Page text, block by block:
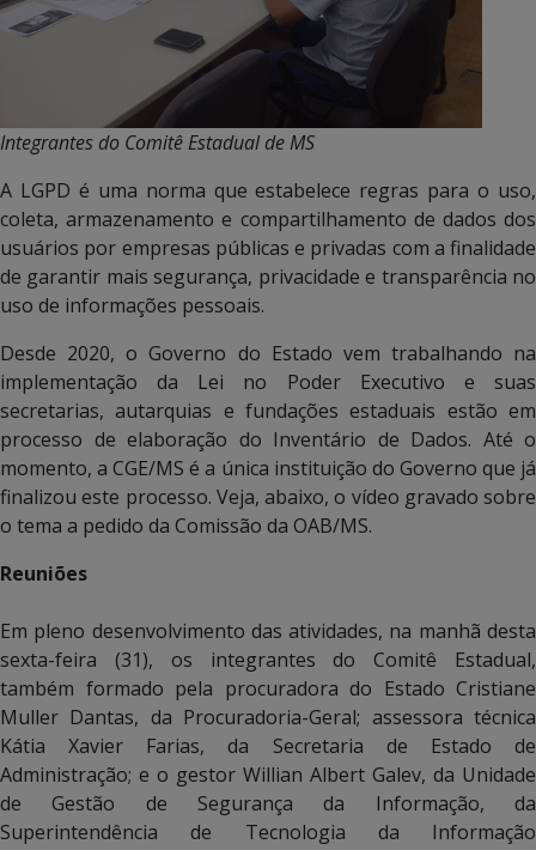
Integrantes do Comitê Estadual de MS
A LGPD é uma norma que estabelece regras para o uso,
coleta, armazenamento e compartilhamento de dados dos
usuários por empresas públicas e privadas com a finalidade
de garantir mais segurança, privacidade e transparência no
uso de informações pessoais.
Desde 2020, o Governo do Estado vem trabalhando na
implementação da Lei no Poder Executivo e suas
secretarias, autarquias e fundações estaduais estão em
processo de elaboração do Inventário de Dados. Até o
momento, a CGE/MS é a única instituição do Governo que já
finalizou este processo. Veja, abaixo, o vídeo gravado sobre
o tema a pedido da Comissão da OAB/MS.
Reuniões
Em pleno desenvolvimento das atividades, na manhã desta
sexta-feira (31), os integrantes do Comitê Estadual,
também formado pela procuradora do Estado Cristiane
Muller Dantas, da Procuradoria-Geral; assessora técnica
Kátia Xavier Farias, da Secretaria de Estado de
Administração; e o gestor Willian Albert Galev, da Unidade
de Gestão de Segurança da Informação, da
Superintendência de Tecnologia da Informação